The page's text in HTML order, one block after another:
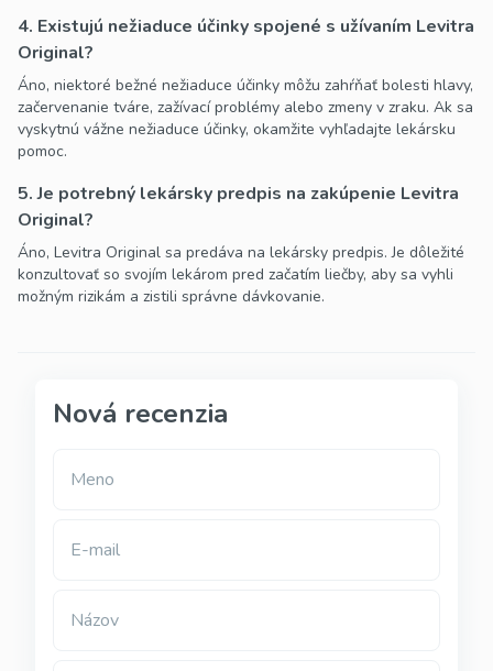
4. Existujú nežiaduce účinky spojené s užívaním Levitra
Original?
Áno, niektoré bežné nežiaduce účinky môžu zahŕňať bolesti hlavy,
začervenanie tváre, zažívací problémy alebo zmeny v zraku. Ak sa
vyskytnú vážne nežiaduce účinky, okamžite vyhľadajte lekársku
pomoc.
5. Je potrebný lekársky predpis na zakúpenie Levitra
Original?
Áno, Levitra Original sa predáva na lekársky predpis. Je dôležité
konzultovať so svojím lekárom pred začatím liečby, aby sa vyhli
možným rizikám a zistili správne dávkovanie.
Nová recenzia
Meno
E-mail
Názov